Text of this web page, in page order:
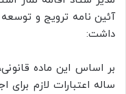
آئین نامه ترویج و
داشت:
بر اساس این ماده
ساله اعتبارات لازم